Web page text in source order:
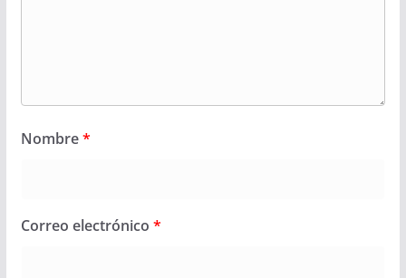
Nombre*
Correo electrónico *